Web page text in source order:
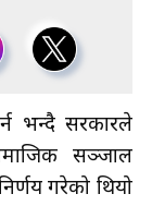
भन्दै सरकारले
सञ्जाल
गरेको थियो